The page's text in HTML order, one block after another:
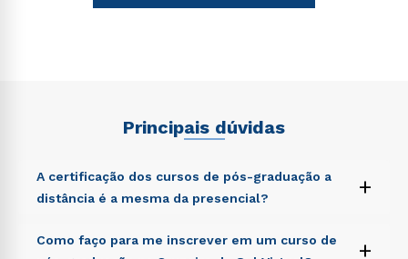
Principais dúvidas
A certificação dos cursos de pós-graduação a
distância é a mesma da presencial?
+
Sed ut perspiciatis unde omnis iste natus error sit
voluptatem accusantium doloremque laudantium,
Como faço para me inscrever em um curso de
+